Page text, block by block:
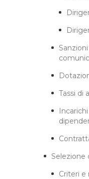
Tassi di
Selezione
Criteri